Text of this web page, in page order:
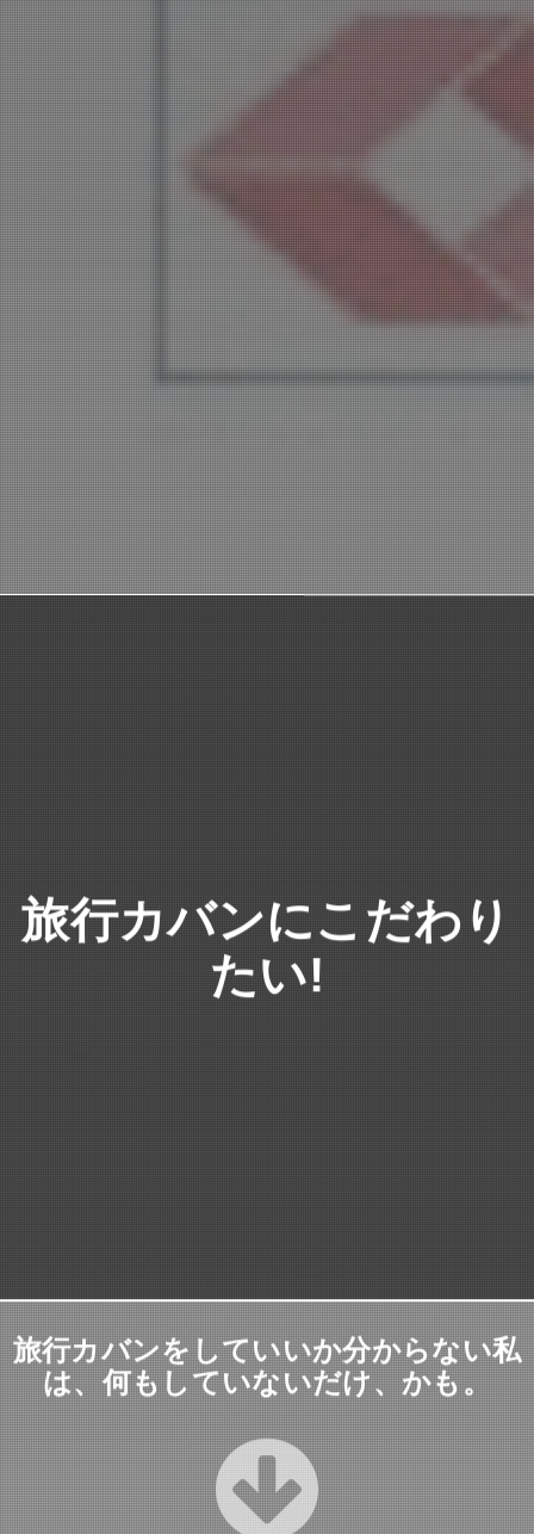
旅行カバンにこだわり
たい!
旅行カバンをしていいか分からない私
は、何もしていないだけ、かも。